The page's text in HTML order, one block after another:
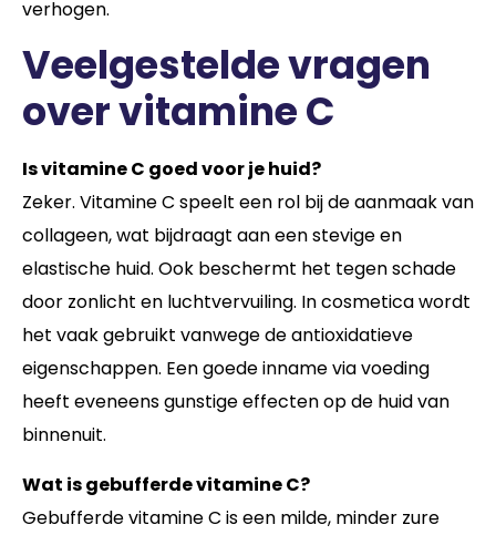
verhogen.
Veelgestelde vragen
over vitamine C
Is vitamine C goed voor je huid?
Zeker. Vitamine C speelt een rol bij de aanmaak van
collageen, wat bijdraagt aan een stevige en
elastische huid. Ook beschermt het tegen schade
door zonlicht en luchtvervuiling. In cosmetica wordt
het vaak gebruikt vanwege de antioxidatieve
eigenschappen. Een goede inname via voeding
heeft eveneens gunstige effecten op de huid van
binnenuit.
Wat is gebufferde vitamine C?
Gebufferde vitamine C is een milde, minder zure